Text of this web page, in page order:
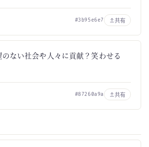
#3b95e6e7 共有
のない社会や人々に貢献？笑わせる
#87260a9a 共有